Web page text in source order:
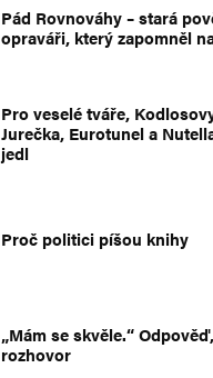
Pád Rovnováhy – stará
opraváři, který zapomněl
Pro veselé tváře,
Jurečka, Eurotunel a
jedl
Proč politici píšou knihy
„Mám se skvěle.“
rozhovor